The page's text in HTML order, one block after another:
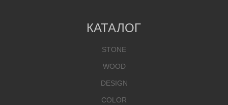
КАТАЛОГ
STONE
WOOD
DESIGN
COLOR